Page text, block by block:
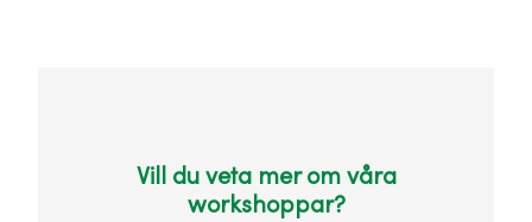
Vill du veta mer om våra
workshoppar?